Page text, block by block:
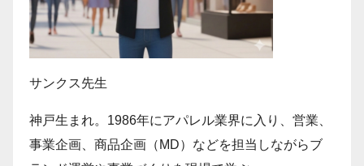
サンクス先生
神戸生まれ。1986年にアパレル業界に入り、営業、
事業企画、商品企画（MD）などを担当しながらブ